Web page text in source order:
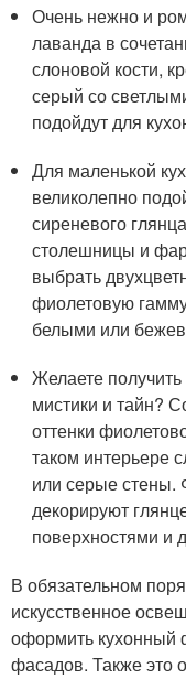
Очень нежно и
лаванда в
слоновой кости,
серый со
подойдут для
Для маленькой
великолепно
сиреневого
столешницы и
выбрать
фиолетовую
белыми или
Желаете получить
мистики и тайн?
оттенки
таком интерьере
или серые стены.
декорируют
поверхностями и
В обязательном
искусственное
оформить кухонный
фасадов. Также это